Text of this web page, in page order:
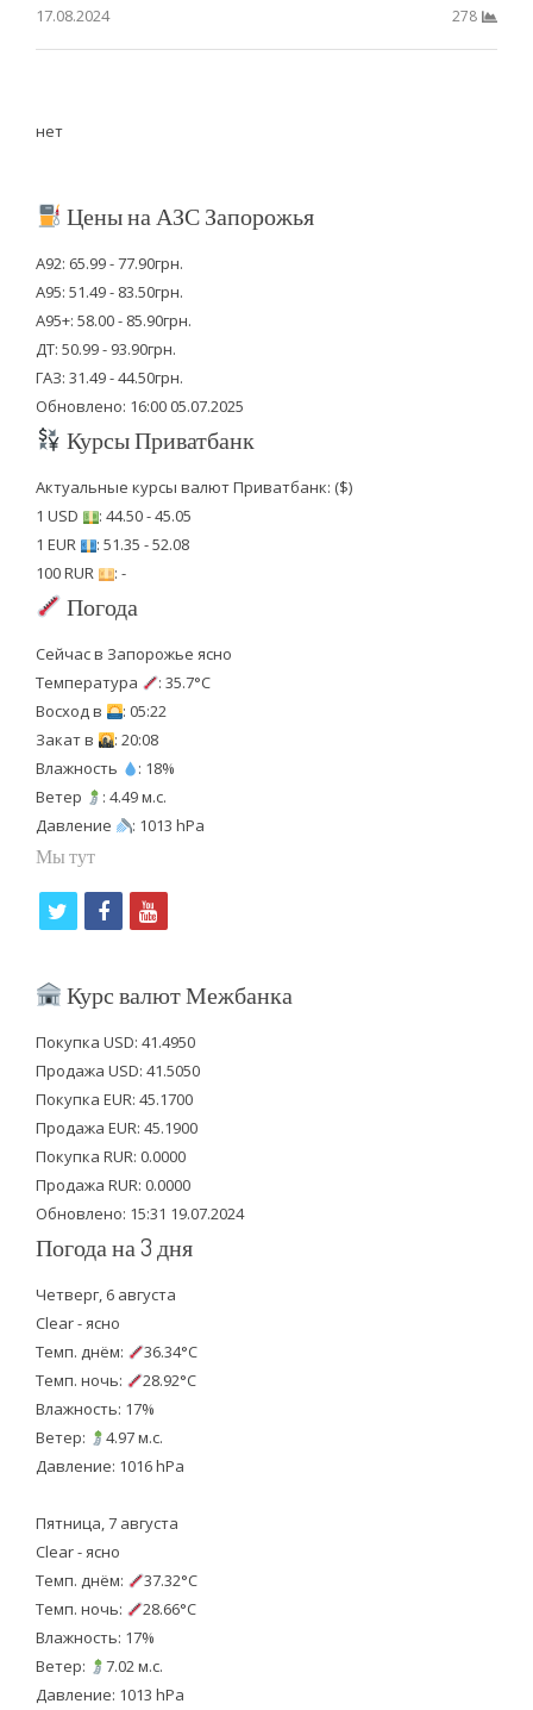
17.08.2024
278
нет
Цены на АЗС Запорожья
А92: 65.99 - 77.90грн.
А95: 51.49 - 83.50грн.
А95+: 58.00 - 85.90грн.
ДТ: 50.99 - 93.90грн.
ГАЗ: 31.49 - 44.50грн.
Обновлено: 16:00 05.07.2025
Курсы Приватбанк
Актуальные курсы валют Приватбанк: ($)
1 USD
: 44.50 - 45.05
1 EUR
: 51.35 - 52.08
100 RUR
: -
Погода
Сейчас в Запорожье ясно
Температура
: 35.7°C
Восход в
: 05:22
Закат в
: 20:08
Влажность
: 18%
Ветер
: 4.49 м.с.
Давление
: 1013 hPa
Мы тут
i
t
e
r
f
c
b
o
o
k
y
u
u
b
e
Курс валют Межбанка
Покупка USD: 41.4950
Продажа USD: 41.5050
Покупка EUR: 45.1700
Продажа EUR: 45.1900
Покупка RUR: 0.0000
Продажа RUR: 0.0000
Обновлено: 15:31 19.07.2024
Погода на 3 дня
Четверг, 6 августа
Clear - ясно
Темп. днём:
36.34°C
Темп. ночь:
28.92°C
Влажность: 17%
Ветер:
4.97 м.с.
Давление: 1016 hPa
Пятница, 7 августа
Clear - ясно
Темп. днём:
37.32°C
Темп. ночь:
28.66°C
Влажность: 17%
Ветер:
7.02 м.с.
Давление: 1013 hPa